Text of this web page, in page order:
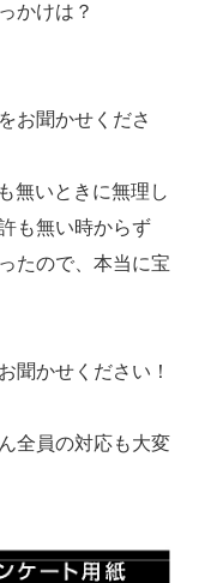
かけは？
お聞かせくださ
無いときに無理し
も無い時からず
たので、本当に宝
聞かせください！
全員の対応も大変